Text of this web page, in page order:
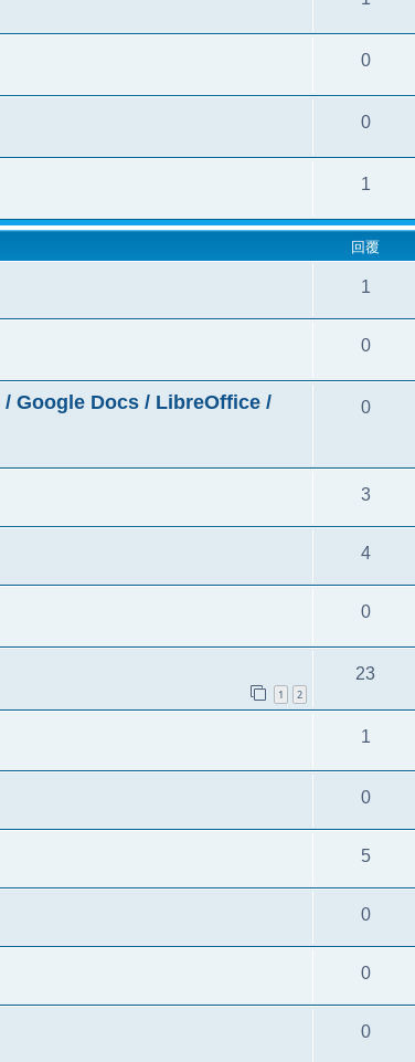
0
0
1
回覆
1
0
/ Google Docs / LibreOffice /
0
3
4
0
1 2
23
1
0
5
0
0
0